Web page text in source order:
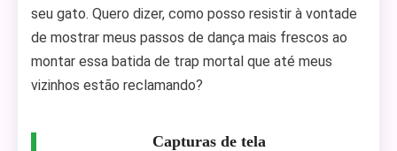
seu gato. Quero dizer, como posso resistir à vontade
de mostrar meus passos de dança mais frescos ao
montar essa batida de trap mortal que até meus
vizinhos estão reclamando?
Capturas de tela